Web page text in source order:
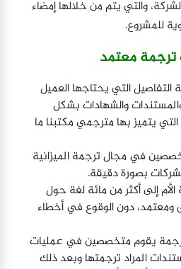
والتي يتم من خلالها إمضاء
للمشروع.
معتمد
التفاصيل التي يحتاجها العميل
والشهادات بشكل
يتميز بها مترجمي مكتبنا ما
في مجال ترجمة الميزانية
بصورة دقيقة.
الأم إلى أكثر من مائة لغة حول
دون الوقوع في أخطاء
يقوم متخصصين في عمليات
المراد ترجمتها وبعد ذلك